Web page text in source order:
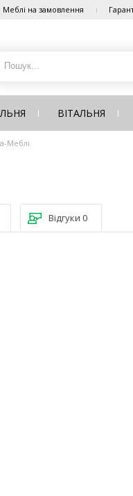
Меблі на замовлення
ВІТАЛЬНЯ
Меблі
Відгуки 0